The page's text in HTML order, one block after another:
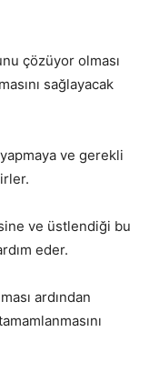
çözüyor olması
sağlayacak
ve gerekli
ve üstlendiği bu
eder.
ardından